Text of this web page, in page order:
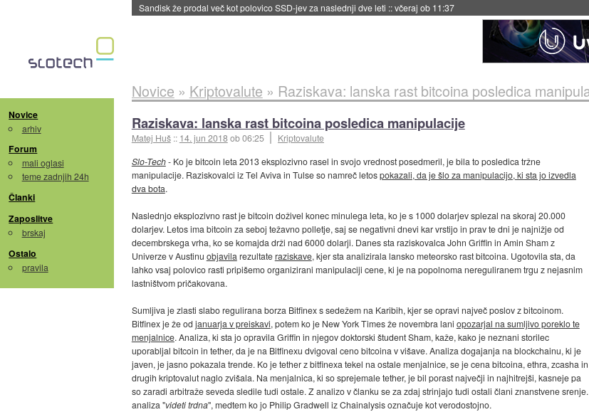
Sandisk že prodal več kot polovico SSD-jev za naslednji dve leti ::včeraj ob 11:37
Novice
arhiv
Forum
mali oglasi
teme zadnjih 24h
Članki
Zaposlitve
brskaj
Ostalo
pravila
Novice » Kriptovalute » Raziskava: lanska rast bitcoina posledica
Raziskava: lanska rast bitcoina posledica manipulacije
Matej Huš :: 14. jun 2018ob 06:25
Kriptovalute
Slo-Tech- Ko je bitcoin leta 2013 eksplozivno rasel in svojo vrednost posedmeril, je bila to posledica tržne
manipulacije. Raziskovalci iz Tel Aviva in Tulse so namreč letospokazali, da je šlo za manipulacijo, ki sta jo izvedla
dva bota.
Naslednjo eksplozivno rast je bitcoin doživel konec minulega leta, ko je s 1000 dolarjev splezal na skoraj 20.000
dolarjev. Letos ima bitcoin za seboj težavno polletje, saj se negativni dnevi kar vrstijo in prav te dni je najnižje od
decembrskega vrha, ko se komajda drži nad 6000 dolarji. Danes sta raziskovalca John Griffin in Amin Sham z
Univerze v Austinu objavila rezultateraziskave, kjer sta analizirala lansko meteorsko rast bitcoina. Ugotovila sta, da
lahko vsaj polovico rasti pripišemo organizirani manipulaciji cene, ki je na popolnoma nereguliranem trgu z nejasnim
lastništvom pričakovana.
Sumljiva je zlasti slabo regulirana borza Bitfinex s sedežem na Karibih, kjer se opravi največ poslov z bitcoinom.
Bitfinex je že od januarja v preiskavi, potem ko je New York Times že novembra lani opozarjal na sumljivo poreklo te
menjalnice. Analiza, ki sta jo opravila Griffin in njegov doktorski študent Sham, kaže, kako je neznani storilec
uporabljal bitcoin in tether, da je na Bitfinexu dvigoval ceno bitcoina v višave. Analiza dogajanja na blockchainu, ki je
javen, je jasno pokazala trende. Ko je tether z bitfinexa tekel na ostale menjalnice, se je cena bitcoina, ethra, zcasha in
drugih kriptovalut naglo zvišala. Na menjalnica, ki so sprejemale tether, je bil porast največji in najhitrejši, kasneje pa
so zaradi arbitraže seveda sledile tudi ostale. Z analizo v članku se za zdaj strinjajo tudi ostali člani znanstvene
analiza "videti trdna", medtem ko jo Philip Gradwell iz Chainalysis označuje kot verodostojno.